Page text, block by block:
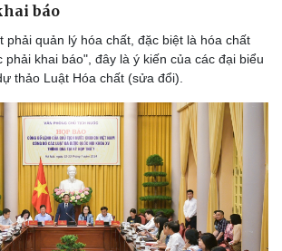
Thị trường
Giá vàng
báo
phải quản lý hóa chất, đặc biệt là hóa chất
phải khai báo", đây là ý kiến của các đại biểu
thảo Luật Hóa chất (sửa đổi).